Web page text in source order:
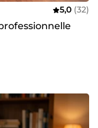
5,0 (32)